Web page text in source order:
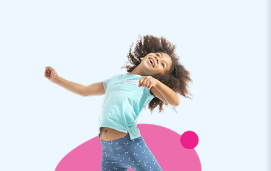
op een vaste garage of overkapping. Hoe werkt de
opblaasbare autobescherming van JB Inflatables? Het is heel
simpel: Je parkeert je auto in de opblaasbare garage en sluit
de beschermhoes. Kies je voor een Car Capsule? Dan moet je
de doorzichtige auto beschermhoes zelf nog even over je
vierwieler trekken. Een opblaasbare overkapping van JB
Inflatables is ook geschikt als camperstalling of
motorstalling. Zo staat je vervoersmiddel altijd veilig en